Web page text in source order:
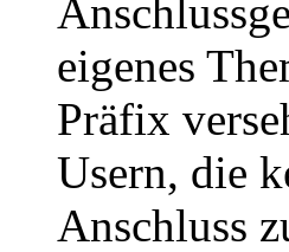
eigenes
Präfix
Usern, die
Anschluss